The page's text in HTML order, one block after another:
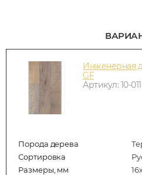
Инженерная
GF
Артикул: 10-
Порода дерева
Сортировка
Размеры, мм